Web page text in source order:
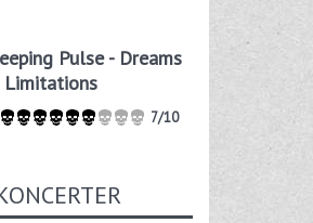
Pulse - Dreams
7/10